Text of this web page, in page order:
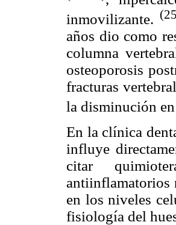
inmovilizante.
años dio como
columna
osteoporosis
fracturas
la disminución
En la clínica
influye
citar
antiinflamatorios
en los niveles
fisiología del